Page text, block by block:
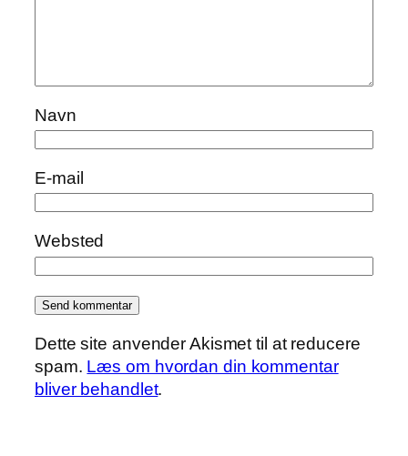
Navn
E-mail
Websted
Dette site anvender Akismet til at reducere
spam. Læs om hvordan din kommentar
bliver behandlet.